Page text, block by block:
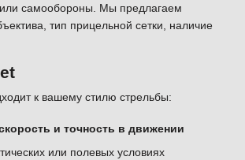
или самообороны. Мы предлагаем
тип прицельной сетки, наличие
к вашему стилю стрельбы:
и точность в движении
или полевых условиях